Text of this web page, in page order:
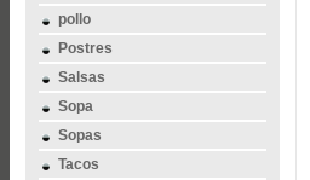
pollo
Postres
Salsas
Sopa
Sopas
Tacos